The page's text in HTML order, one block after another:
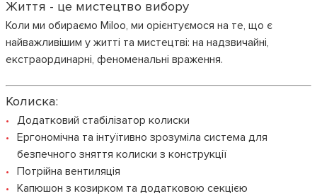
Життя - це мистецтво вибору
Коли ми обираємо Miloo, ми орієнтуємося на те, що є
найважливішим у житті та мистецтві: на надзвичайні,
екстраординарні, феноменальні враження.
Колиска:
Додатковий стабілізатор колиски
Ергономічна та інтуїтивно зрозуміла система для
безпечного зняття колиски з конструкції
Потрійна вентиляція
Капюшон з козирком та додатковою секцією